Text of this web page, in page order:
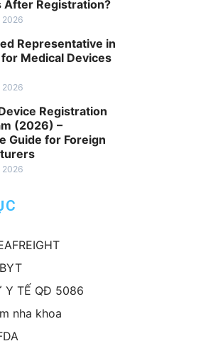
After Registration?
2026
Representative in
Medical Devices
2026
Registration
(2026) –
Guide for Foreign
2026
Y TẾ QĐ 5086
nha khoa